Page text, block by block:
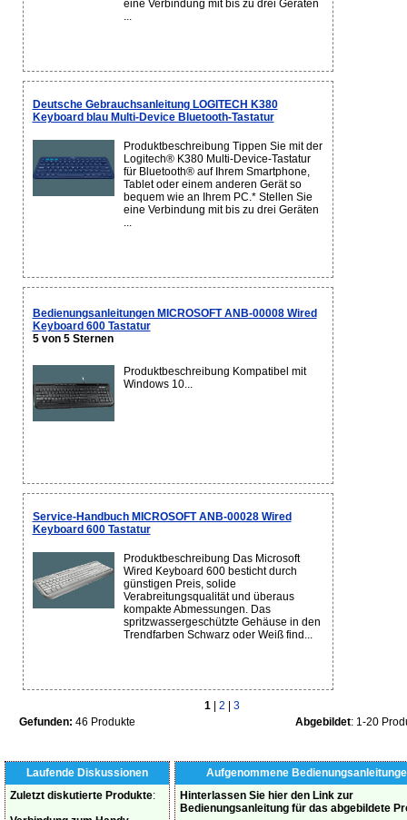
eine Verbindung mit bis zu drei Geräten
...
Deutsche Gebrauchsanleitung LOGITECH K380
Keyboard blau Multi-Device Bluetooth-Tastatur
Produktbeschreibung Tippen Sie mit der
Logitech® K380 Multi-Device-Tastatur
für Bluetooth® auf Ihrem Smartphone,
Tablet oder einem anderen Gerät so
bequem wie an Ihrem PC.* Stellen Sie
eine Verbindung mit bis zu drei Geräten
...
Bedienungsanleitungen MICROSOFT ANB-00008 Wired
Keyboard 600 Tastatur
5 von 5 Sternen
Produktbeschreibung Kompatibel mit
Windows 10...
Service-Handbuch MICROSOFT ANB-00028 Wired
Keyboard 600 Tastatur
Produktbeschreibung Das Microsoft
Wired Keyboard 600 besticht durch
günstigen Preis, solide
Verabreitungsqualität und überaus
kompakte Abmessungen. Das
spritzwassergeschützte Gehäuse in den
Trendfarben Schwarz oder Weiß find...
1 2
3
Gefunden: 46 Produkte Abgebildet: 1-20
Laufende Diskussionen
Zuletzt diskutierte Produkte:
Aufgenommene
Hinterlassen Sie hier den Link zur
Bedienungsanleitung für das abgebildete